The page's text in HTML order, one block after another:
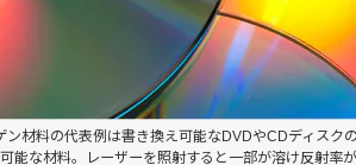
ン材料の代表例は書き換え可能なDVDやCDディスク
能な材料。レーザーを照射すると一部が溶け反射率